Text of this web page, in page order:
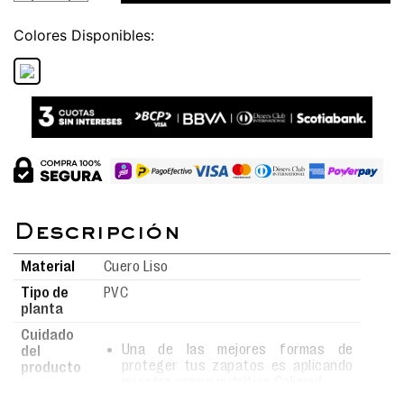
Colores
Material
Cuero Liso
Tipo de
planta
PVC
Cuidado
del
producto
Una de las mejores formas de
proteger tus zapatos es aplicando